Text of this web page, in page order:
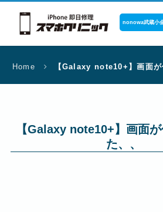
nonowa武蔵小
Home 【Galaxy note10+】画面が
【Galaxy note10+】画面
た、、